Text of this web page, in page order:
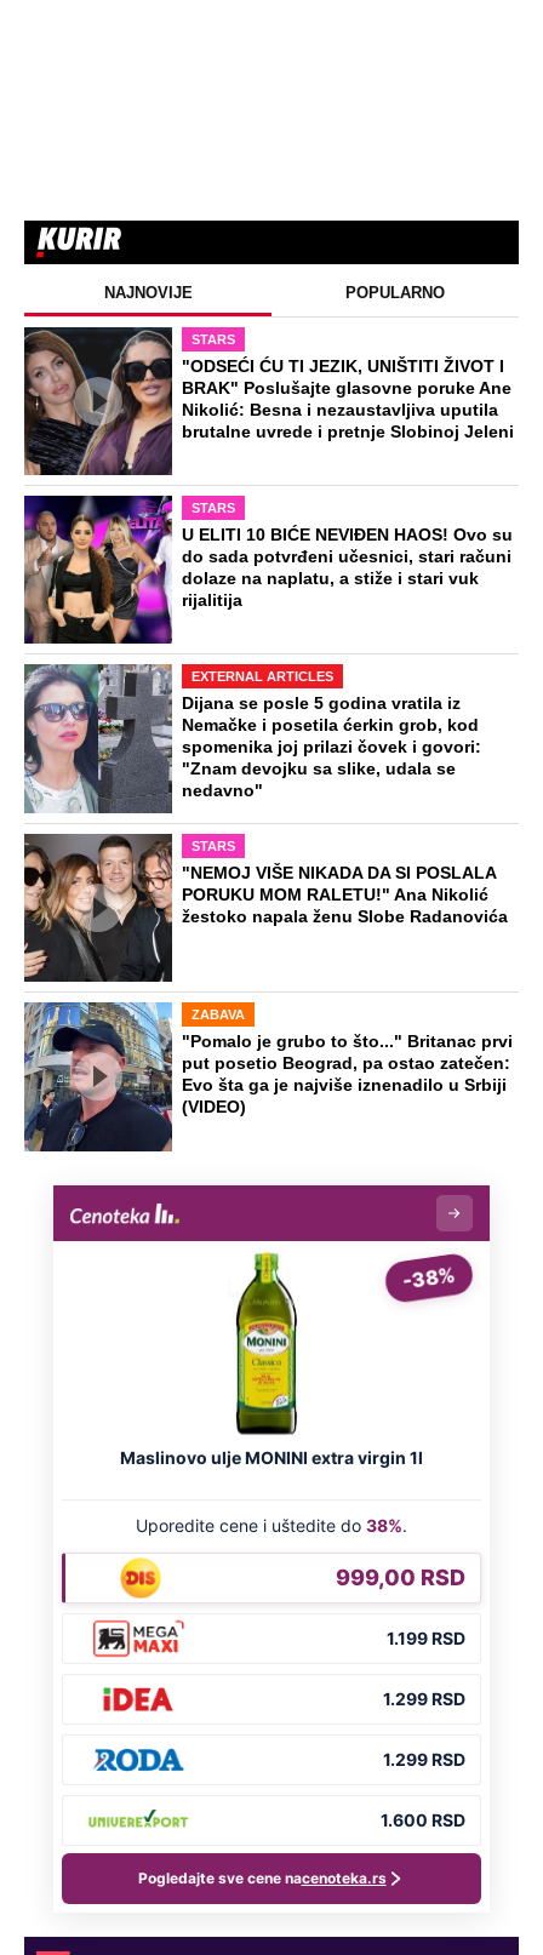
Poznatu doktorku na Novom Beogradu
sin pretukao, pa zadavio: "Policajci ne
pamte ovakvu surovost"
Dim i pepeo prekrili Beograd zbog
požara u Deliblatu: "Odjednom se u
stanu osećao miris paljevine" (Video)
kada se završava toplotni talas
Preporučeno
NA VREME SVE
godine: Organizujte sebi mini odmor od
čak četiri slobodna dana